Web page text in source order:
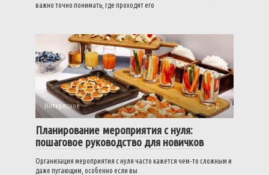
важно точно понимать, где проходят его
Интересное 0
Планирование мероприятия с нуля:
пошаговое руководство для новичков
Организация мероприятия с нуля часто кажется чем-то сложным и
даже пугающим, особенно если вы